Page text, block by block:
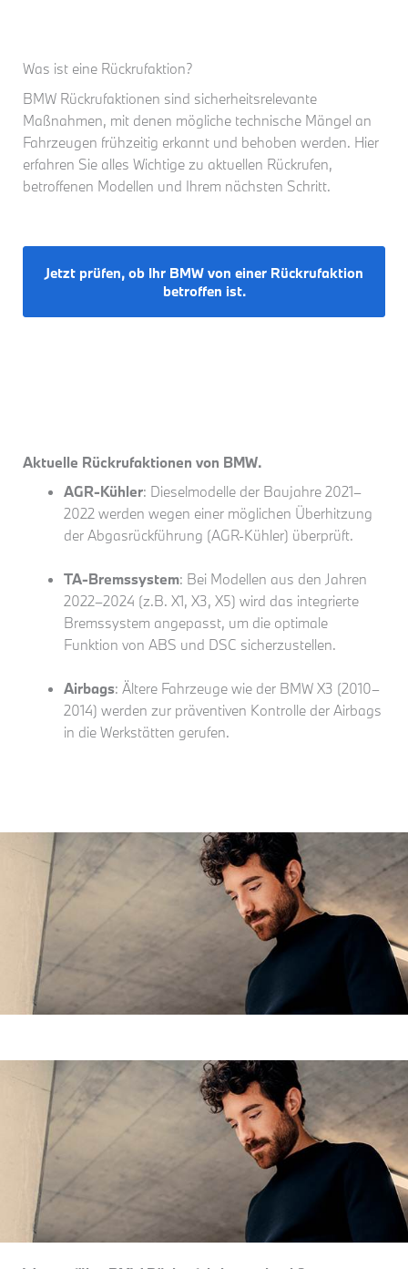
Was ist eine Rückrufaktion?
BMW Rückrufaktionen sind sicherheitsrelevante
Maßnahmen, mit denen mögliche technische Mängel an
Fahrzeugen frühzeitig erkannt und behoben werden. Hier
erfahren Sie alles Wichtige zu aktuellen Rückrufen,
betroffenen Modellen und Ihrem nächsten Schritt.
Jetzt prüfen, ob Ihr BMW von einer Rückrufaktion
betroffen ist.
Aktuelle Rückrufaktionen von BMW.
AGR-Kühler: Dieselmodelle der Baujahre 2021–
2022 werden wegen einer möglichen Überhitzung
der Abgasrückführung (AGR-Kühler) überprüft.
TA-Bremssystem: Bei Modellen aus den Jahren
2022–2024 (z.B. X1, X3, X5) wird das integrierte
Bremssystem angepasst, um die optimale
Funktion von ABS und DSC sicherzustellen.
Airbags: Ältere Fahrzeuge wie der BMW X3 (2010–
2014) werden zur präventiven Kontrolle der Airbags
in die Werkstätten gerufen.